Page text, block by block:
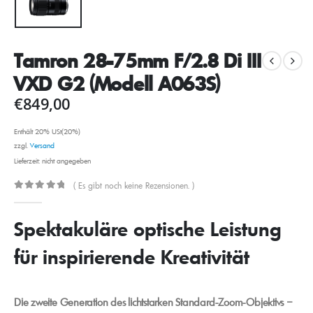
Tamron 28-75mm F/2.8 Di III
VXD G2 (Modell A063S)
€849,00
Enthält 20% USt(20%)
zzgl.Versand
Lieferzeit: nicht angegeben
( Es gibt noch keine Rezensionen. )
Spektakuläre optische Leistung
für inspirierende Kreativität
Die zweite Generation des lichtstarken Standard-Zoom-Objektivs –